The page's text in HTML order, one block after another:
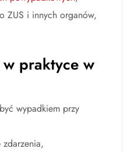
ZUS i innych organów,
praktyce w
wypadkiem przy